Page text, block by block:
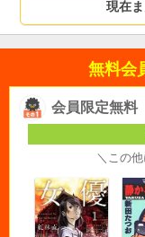
現在
無料会
会員限定無料
＼この